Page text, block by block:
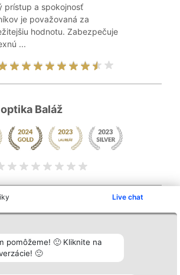
Live chat
pomôžeme! 🙂 Kliknite na
🙂
prístup a spokojnosť
je považovaná za
hodnotu. Zabezpečuje
...
Baláž
Laureáti
wszystkich
Laureatów
Podmienky
Obchodné
Kontakt